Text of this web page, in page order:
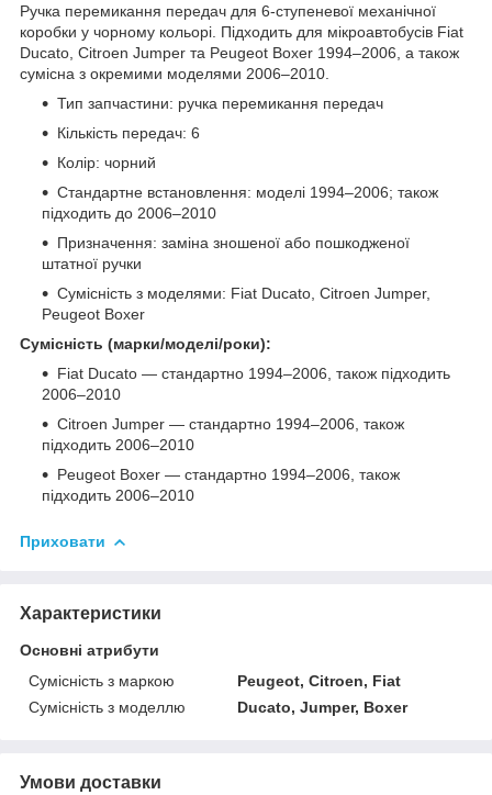
Ручка перемикання передач для 6-ступеневої механічної
коробки у чорному кольорі. Підходить для мікроавтобусів Fiat
Ducato, Citroen Jumper та Peugeot Boxer 1994–2006, а також
сумісна з окремими моделями 2006–2010.
Тип запчастини: ручка перемикання передач
Кількість передач: 6
Колір: чорний
Стандартне встановлення: моделі 1994–2006; також
підходить до 2006–2010
Призначення: заміна зношеної або пошкодженої
штатної ручки
Сумісність з моделями: Fiat Ducato, Citroen Jumper,
Peugeot Boxer
Сумісність (марки/моделі/роки):
Fiat Ducato — стандартно 1994–2006, також підходить
2006–2010
Citroen Jumper — стандартно 1994–2006, також
підходить 2006–2010
Peugeot Boxer — стандартно 1994–2006, також
підходить 2006–2010
Приховати
Характеристики
Основні атрибути
Сумісність з маркою
Peugeot, Citroen, Fiat
Сумісність з моделлю
Ducato, Jumper, Boxer
Умови доставки